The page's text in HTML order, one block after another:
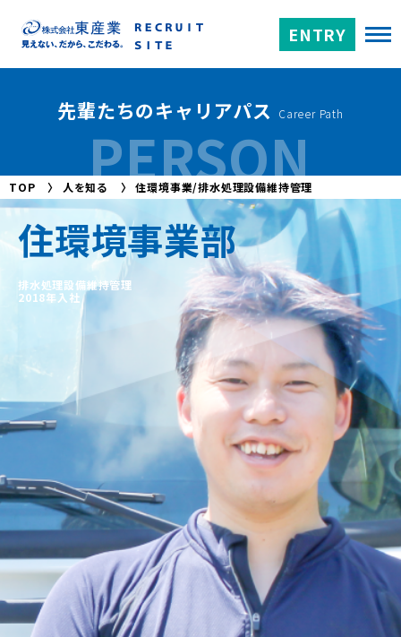
ENTRY
先輩たちのキャリアパス Career Path
PERSON
TOP 〉 人を知る 〉 住環境事業/排水処理設備維持管理
住環境事業部
排水処理設備維持管理
2018年入社